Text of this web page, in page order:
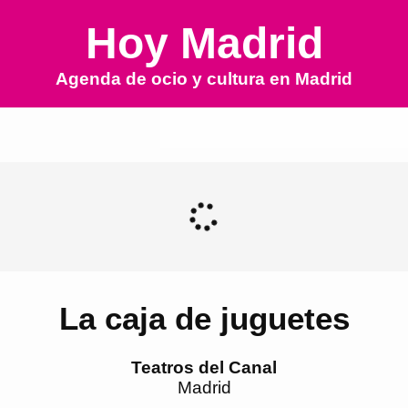
Hoy Madrid
Agenda de ocio y cultura en Madrid
La caja de juguetes
Teatros del Canal
Madrid